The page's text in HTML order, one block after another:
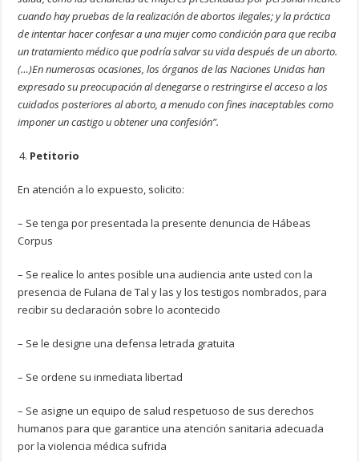
cuando hay pruebas de la realización de abortos ilegales; y la práctica
de intentar hacer confesar a una mujer como condición para que reciba
un tratamiento médico que podría salvar su vida después de un aborto.
(…)En numerosas ocasiones, los órganos de las Naciones Unidas han
expresado su preocupación al denegarse o restringirse el acceso a los
cuidados posteriores al aborto, a menudo con fines inaceptables como
imponer un castigo u obtener una confesión”.
Petitorio
En atención a lo expuesto, solicito:
– Se tenga por presentada la presente denuncia de Hábeas
Corpus
– Se realice lo antes posible una audiencia ante usted con la
presencia de Fulana de Tal y las y los testigos nombrados, para
recibir su declaración sobre lo acontecido
– Se le designe una defensa letrada gratuita
– Se ordene su inmediata libertad
– Se asigne un equipo de salud respetuoso de sus derechos
humanos para que garantice una atención sanitaria adecuada
por la violencia médica sufrida